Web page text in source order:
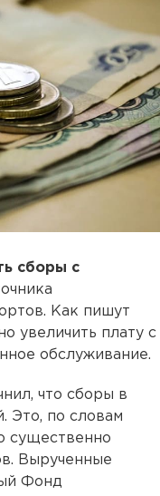
сборы с
Как пишут
увеличить плату с
обслуживание.
что сборы в
Это, по словам
существенно
Вырученные
Фонд